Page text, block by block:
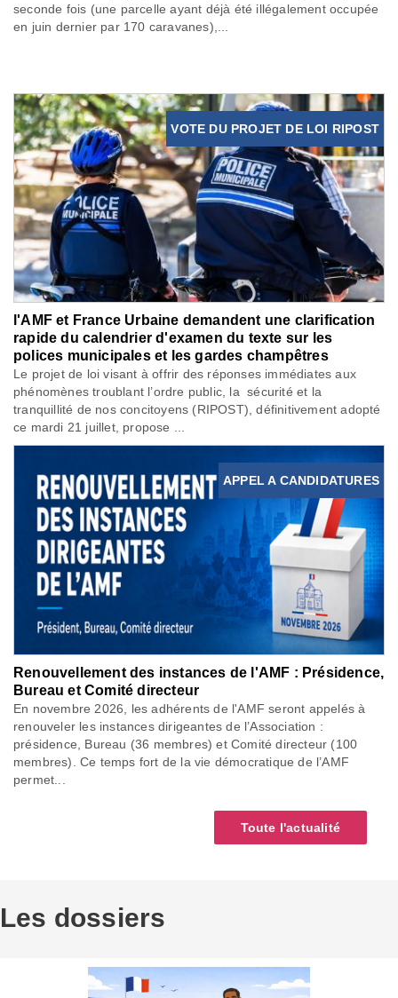
seconde fois (une parcelle ayant déjà été illégalement occupée
en juin dernier par 170 caravanes),...
VOTE DU PROJET DE LOI RIPOST
l'AMF et France Urbaine demandent une clarification
rapide du calendrier d'examen du texte sur les
polices municipales et les gardes champêtres
Le projet de loi visant à offrir des réponses immédiates aux
phénomènes troublant l’ordre public, la sécurité et la
tranquillité de nos concitoyens (RIPOST), définitivement adopté
ce mardi 21 juillet, propose ...
APPEL A CANDIDATURES
Renouvellement des instances de l'AMF : Présidence,
Bureau et Comité directeur
En novembre 2026, les adhérents de l'AMF seront appelés à
renouveler les instances dirigeantes de l’Association :
présidence, Bureau (36 membres) et Comité directeur (100
membres). Ce temps fort de la vie démocratique de l’AMF
permet...
Toute l'actualité
Les dossiers